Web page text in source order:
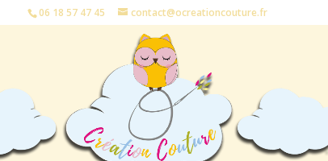
06 18 57 47 45 contact@ocreationcouture.fr